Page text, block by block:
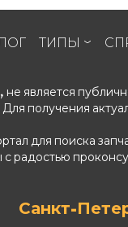
ТИПЫ
не является
получения
для поиска
радостью
Санкт-